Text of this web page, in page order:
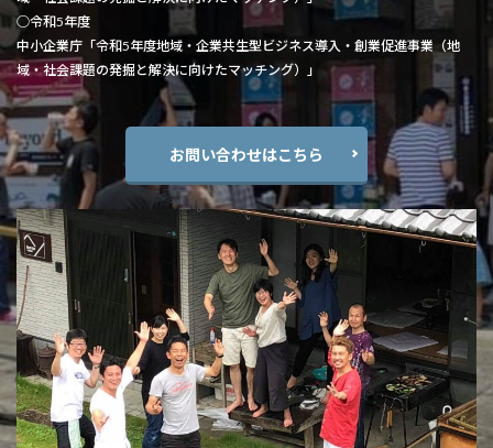
○令和5年度
中小企業庁「令和5年度地域・企業共生型ビジネス導入・創業促進事業（地
域・社会課題の発掘と解決に向けたマッチング）」
お問い合わせはこちら